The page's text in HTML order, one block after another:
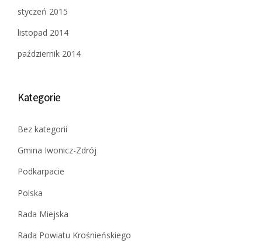
styczeń 2015
listopad 2014
październik 2014
Kategorie
Bez kategorii
Gmina Iwonicz-Zdrój
Podkarpacie
Polska
Rada Miejska
Rada Powiatu Krośnieńskiego